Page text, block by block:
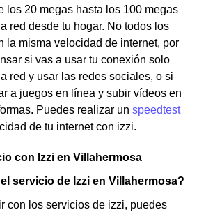
los 20 megas hasta los 100 megas
red desde tu hogar. No todos los
la misma velocidad de internet, por
si vas a usar tu conexión solo
red y usar las redes sociales, o si
a juegos en línea y subir vídeos en
Puedes realizar un speedtest
de tu internet con izzi.
con Izzi en Villahermosa
servicio de Izzi en Villahermosa?
con los servicios de izzi, puedes